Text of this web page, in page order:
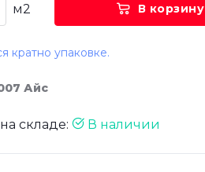
м2 В корзину
кратно упаковке.
Айс
складе: В наличии